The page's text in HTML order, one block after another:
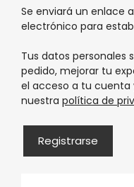
Se enviará un enlace
electrónico para
Tus datos personales
pedido, mejorar tu
el acceso a tu cuenta
nuestra política de
Registrarse